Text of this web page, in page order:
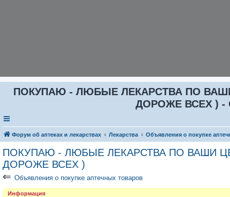
ПОКУПАЮ - ЛЮБЫЕ ЛЕКАРСТВА ПО ВАШИ
ДОРОЖЕ ВСЕХ ) -
Форум об аптеках и лекарствах Лекарства Объявления о покупке
ПОКУПАЮ - ЛЮБЫЕ ЛЕКАРСТВА ПО ВАШИ
ДОРОЖЕ ВСЕХ )
⇐ Объявления о покупке аптечных товаров
Информация